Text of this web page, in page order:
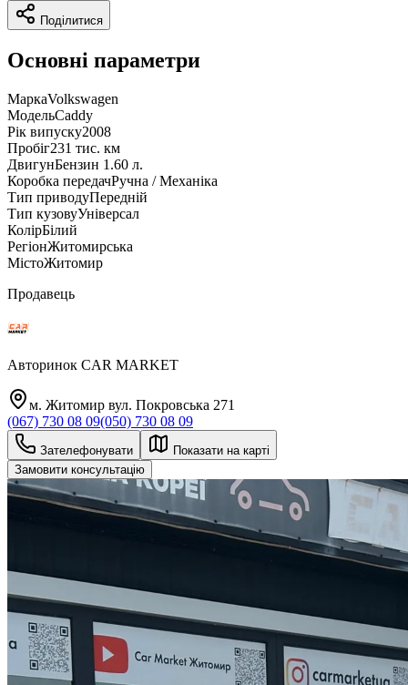
Поділитися
Основні параметри
МаркаVolkswagen
МодельCaddy
Рік випуску2008
Пробіг231 тис. км
ДвигунБензин 1.60 л.
Коробка передачРучна / Механіка
Тип приводуПередній
Тип кузовуУніверсал
КолірБілий
РегіонЖитомирська
МістоЖитомир
Продавець
Авторинок CAR MARKET
м. Житомир вул. Покровська 271
(067) 730 08 09(050) 730 08 09
Зателефонувати
Показати на карті
Замовити консультацію